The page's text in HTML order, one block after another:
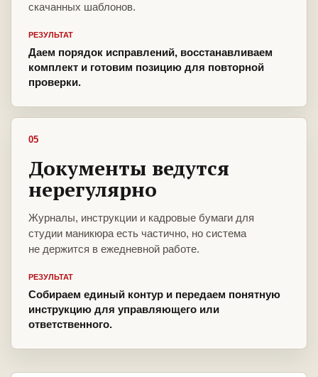
скачанных шаблонов.
РЕЗУЛЬТАТ
Даем порядок исправлений, восстанавливаем
комплект и готовим позицию для повторной
проверки.
05
Документы ведутся
нерегулярно
Журналы, инструкции и кадровые бумаги для
студии маникюра есть частично, но система
не держится в ежедневной работе.
РЕЗУЛЬТАТ
Собираем единый контур и передаем понятную
инструкцию для управляющего или
ответственного.